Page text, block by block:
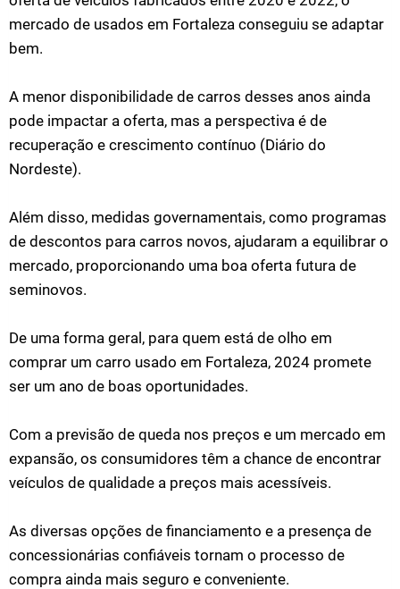
mercado de usados em Fortaleza conseguiu se adaptar
bem.
A menor disponibilidade de carros desses anos ainda
pode impactar a oferta, mas a perspectiva é de
recuperação e crescimento contínuo​ (Diário do
Nordeste)​.
Além disso, medidas governamentais, como programas
de descontos para carros novos, ajudaram a equilibrar o
mercado, proporcionando uma boa oferta futura de
seminovos.
De uma forma geral, para quem está de olho em
comprar um carro usado em Fortaleza, 2024 promete
ser um ano de boas oportunidades.
Com a previsão de queda nos preços e um mercado em
expansão, os consumidores têm a chance de encontrar
veículos de qualidade a preços mais acessíveis.
As diversas opções de financiamento e a presença de
concessionárias confiáveis tornam o processo de
compra ainda mais seguro e conveniente.